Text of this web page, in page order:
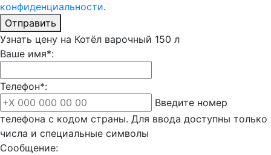
конфиденциальности.
Отправить
Узнать цену на Котёл варочный 150 л
Ваше имя*:
Телефон*:
Введите номер
телефона с кодом страны. Для ввода доступны только
числа и специальные символы
Сообщение: